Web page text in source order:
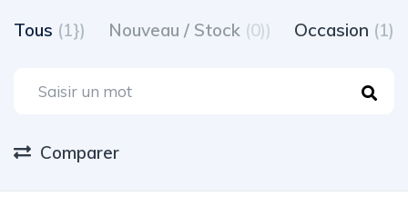
Tous (1}) Nouveau / Stock (0)) Occasion (1)
Comparer